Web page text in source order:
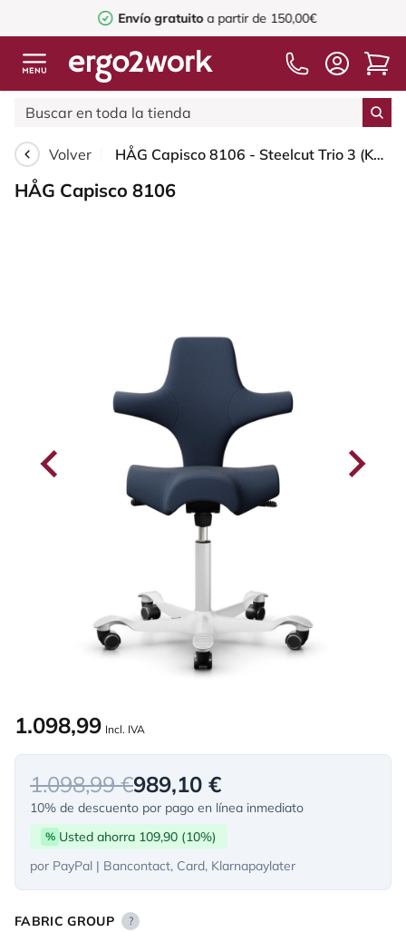
Envío gratuitoa partir de 150,00€
Volver HÅG Capisco 8106 - Steelcut Trio 3 (Kvadrat) - Lana / Poliamida - STT796 - Blue - White - 150mm (seat height 40–55cm) - Soft castors for hard floors
HÅG Capisco 8106
1.098,99 Incl. IVA
1.098,99 €989,10 €
10% de descuento por pago en línea inmediato
% Usted ahorra 109,90 (10%)
por PayPal | Bancontact, Card, Klarnapaylater
FABRIC GROUP ?